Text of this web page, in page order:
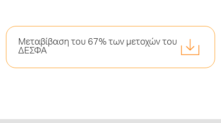
Μεταβίβαση του 67% των μετοχών του
ΔΕΣΦΑ